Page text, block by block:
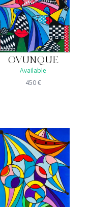
OVUNQUE
Available
450€